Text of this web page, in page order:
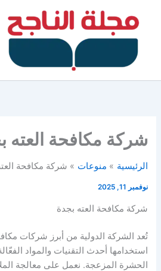
شركة مكافحة العته
الرئيسية منوعات شركة مكافحة
نوفمبر 11, 2025
شركة مكافحة العته بجدة
تُعد الشركة الدولية من أبرز شركات
استخدامها أحدث التقنيات والمواد
الحشرة المزعجة. نعمل على معالجة